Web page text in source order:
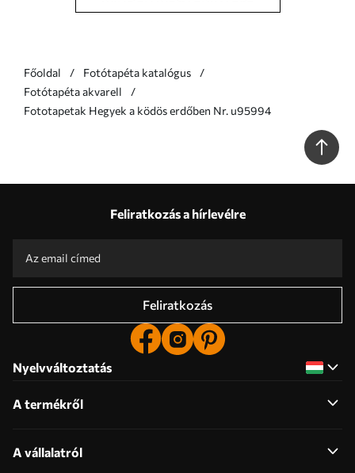
Főoldal
Fotótapéta katalógus
Fotótapéta akvarell
Fototapetak Hegyek a ködös erdőben Nr. u95994
Feliratkozás a hírlevélre
Feliratkozás
Nyelvváltoztatás
A termékről
A vállalatról